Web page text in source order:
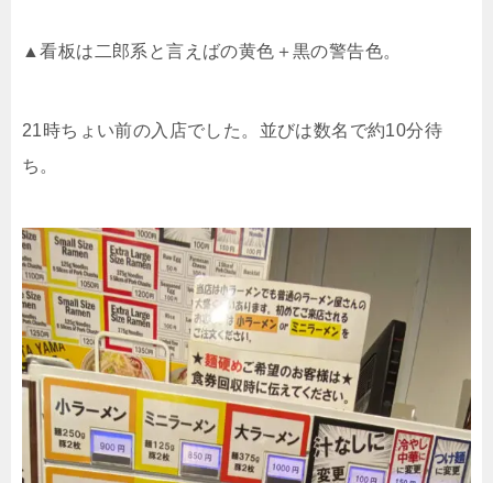
▲看板は二郎系と言えばの黄色＋黒の警告色。
21時ちょい前の入店でした。並びは数名で約10分待
ち。